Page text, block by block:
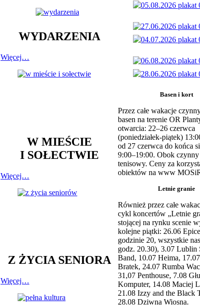
WYDARZENIA
Więcej…
W MIEŚCIE
I SOŁECTWIE
Więcej…
Z ŻYCIA SENIORA
Więcej…
Basen i kort
Przez całe wakacje
basen na terenie OR
otwarcia: 22–26 czerwca
(poniedziałek-piątek)
od 27 czerwca do końca
9:00–19:00. Obok
tenisowy. Ceny za
obiektów na www
Letnie granie
Również przez całe
cykl koncertów „Letnie
stojącej na rynku scenie
kolejne piątki: 26.06
godzinie 20, wszystkie
godz. 20.30), 3.07 Lublin
Band, 10.07 Heima,
Bratek, 24.07 Rumba
31,07 Penthouse, 7.08
Komputer, 14.08 Maciej
21.08 Izzy and the Black
28.08 Dziwna Wiosna.